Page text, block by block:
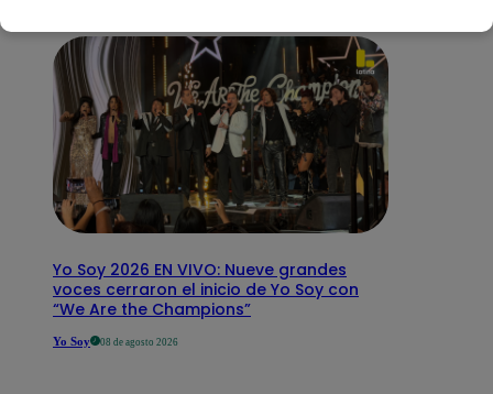
Yo Soy 2026 EN VIVO: Nueve grandes
voces cerraron el inicio de Yo Soy con
“We Are the Champions”
Yo Soy 08 de agosto 2026